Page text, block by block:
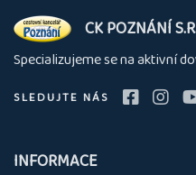
O
nás
CK POZNÁNÍ
Specializujeme se na aktivní
SLEDUJTE NÁS
INFORMACE